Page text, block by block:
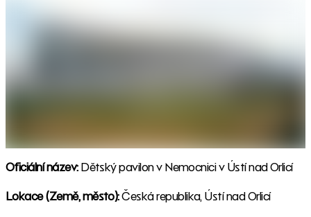
Oficiální název:Dětský pavilon v Nemocnici v Ústí nad Orlicí
Lokace (Země, město):Česká republika, Ústí nad Orlicí